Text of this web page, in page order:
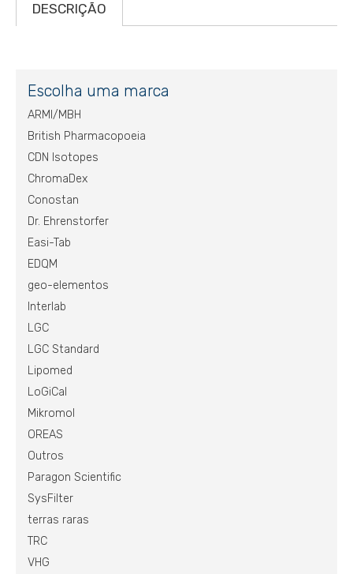
DESCRIÇÃO
Escolha uma marca
ARMI/MBH
British Pharmacopoeia
CDN Isotopes
ChromaDex
Conostan
Dr. Ehrenstorfer
Easi-Tab
EDQM
geo-elementos
Interlab
LGC
LGC Standard
Lipomed
LoGiCal
Mikromol
OREAS
Outros
Paragon Scientific
SysFilter
terras raras
TRC
VHG